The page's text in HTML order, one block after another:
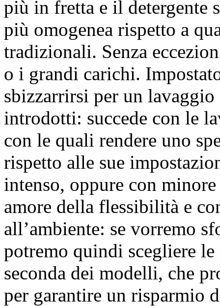
più in fretta e il detergente
più omogenea rispetto a
tradizionali. Senza
o i grandi carichi.
sbizzarrirsi per un
introdotti: succede con le
con le quali rendere uno
rispetto alle sue
intenso, oppure con
amore della flessibilità e
all’ambiente: se vorremo
potremo quindi scegliere
seconda dei modelli, che
per garantire un risparmio